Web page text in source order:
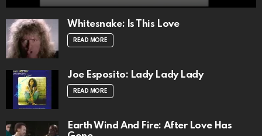
Whitesnake: Is This Love
READ MORE
Joe Esposito: Lady Lady Lady
READ MORE
Earth Wind And Fire: After Love Has